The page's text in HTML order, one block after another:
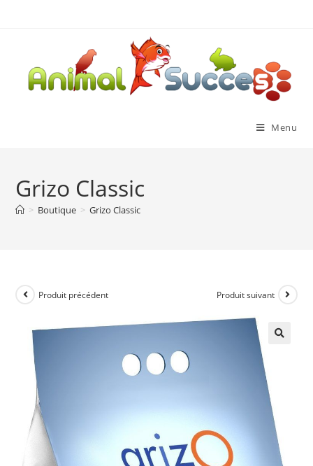
Menu
Grizo Classic
> Boutique > Grizo Classic
Produit précédent Produit suivant